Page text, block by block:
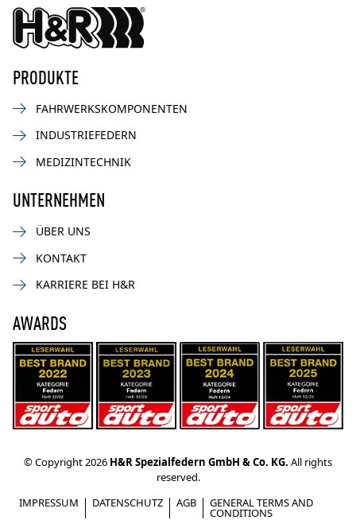
PRODUKTE
FAHRWERKSKOMPONENTEN
INDUSTRIEFEDERN
MEDIZINTECHNIK
UNTERNEHMEN
ÜBER UNS
KONTAKT
KARRIERE BEI H&R
AWARDS
© Copyright 2026 H&R Spezialfedern GmbH & Co. KG. All rights
reserved.
IMPRESSUM
DATENSCHUTZ AGB GENERAL TERMS AND
CONDITIONS